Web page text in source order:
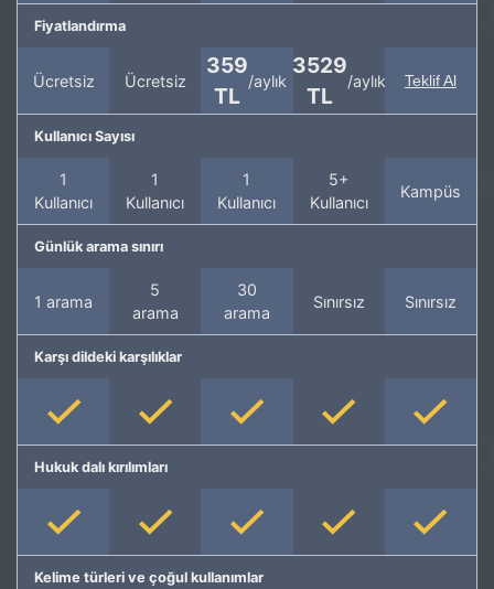
Fiyatlandırma
Ücretsiz Ücretsiz
359
TL
/aylık
3529
TL
/aylık Teklif Al
Kullanıcı Sayısı
1
Kullanıcı
1
Kullanıcı
1
Kullanıcı
5+
Kullanıcı
Kampüs
Günlük arama sınırı
1 arama
5
arama
30
arama
Sınırsız Sınırsız
Karşı dildeki karşılıklar
Hukuk dalı kırılımları
Kelime türleri ve çoğul kullanımlar